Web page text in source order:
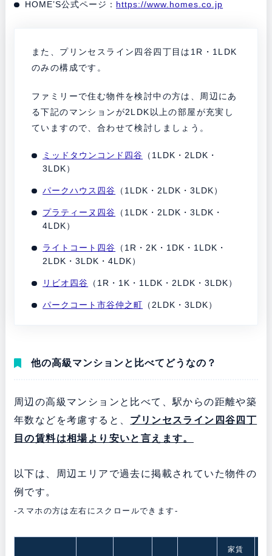
HOME’S公式ページ： https://www.homes.co.jp
また、プリンセスライン四谷四丁目は1R・1LDK
のみの構成です。
ファミリーで住む物件を検討中の方は、周辺にあ
る下記のマンションが2LDK以上の部屋が充実し
ていますので、合わせて検討しましょう。
ミッドタウンコンド四谷 （1LDK・2LDK・
3LDK）
パークハウス四谷 （1LDK・2LDK・3LDK）
プラティーヌ四谷 （1LDK・2LDK・3LDK・
4LDK）
ライトコート四谷 （1R・2K・1DK・1LDK・
2LDK・3LDK・4LDK）
リビオ四谷 （1R・1K・1LDK・2LDK・3LDK）
パークコート市谷仲之町 （2LDK・3LDK）
他の高級マンションと比べてどうなの？
周辺の高級マンションと比べて、駅からの距離や築
年数などを考慮すると、 プリンセスライン四谷四丁
目の賃料は相場より安いと言えます。
以下は、周辺エリアで過去に掲載されていた物件の
例です。
-スマホの方は左右にスクロールできます-
家賃